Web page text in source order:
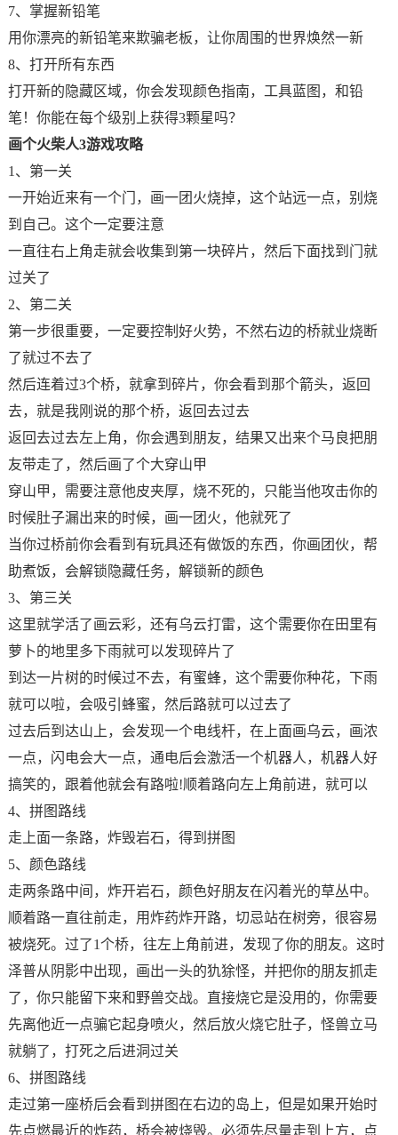
7、掌握新铅笔
用你漂亮的新铅笔来欺骗老板，让你周围的世界焕然一新
8、打开所有东西
打开新的隐藏区域，你会发现颜色指南，工具蓝图，和铅
笔！你能在每个级别上获得3颗星吗？
画个火柴人3游戏攻略
1、第一关
一开始近来有一个门，画一团火烧掉，这个站远一点，别烧
到自己。这个一定要注意
一直往右上角走就会收集到第一块碎片，然后下面找到门就
过关了
2、第二关
第一步很重要，一定要控制好火势，不然右边的桥就业烧断
了就过不去了
然后连着过3个桥，就拿到碎片，你会看到那个箭头，返回
去，就是我刚说的那个桥，返回去过去
返回去过去左上角，你会遇到朋友，结果又出来个马良把朋
友带走了，然后画了个大穿山甲
穿山甲，需要注意他皮夹厚，烧不死的，只能当他攻击你的
时候肚子漏出来的时候，画一团火，他就死了
当你过桥前你会看到有玩具还有做饭的东西，你画团伙，帮
助煮饭，会解锁隐藏任务，解锁新的颜色
3、第三关
这里就学活了画云彩，还有乌云打雷，这个需要你在田里有
萝卜的地里多下雨就可以发现碎片了
到达一片树的时候过不去，有蜜蜂，这个需要你种花，下雨
就可以啦，会吸引蜂蜜，然后路就可以过去了
过去后到达山上，会发现一个电线杆，在上面画乌云，画浓
一点，闪电会大一点，通电后会激活一个机器人，机器人好
搞笑的，跟着他就会有路啦!顺着路向左上角前进，就可以
4、拼图路线
走上面一条路，炸毁岩石，得到拼图
5、颜色路线
走两条路中间，炸开岩石，颜色好朋友在闪着光的草丛中。
顺着路一直往前走，用炸药炸开路，切忌站在树旁，很容易
被烧死。过了1个桥，往左上角前进，发现了你的朋友。这时
泽普从阴影中出现，画出一头的犰狳怪，并把你的朋友抓走
了，你只能留下来和野兽交战。直接烧它是没用的，你需要
先离他近一点骗它起身喷火，然后放火烧它肚子，怪兽立马
就躺了，打死之后进洞过关
6、拼图路线
走过第一座桥后会看到拼图在右边的岛上，但是如果开始时
先点燃最近的炸药，桥会被烧毁。必须先尽量走到上方，点